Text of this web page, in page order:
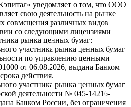
уведомляет о том, что ООО
свою деятельность на рынке
совмещения различных видов
со следующими лицензиями
рынка ценных бумаг:
участника рынка ценных бумаг
по управлению ценными
от 06.08.2026, выдана Банком
действия.
участника рынка ценных бумаг
деятельности № 045-14216-
Банком России, без ограничения